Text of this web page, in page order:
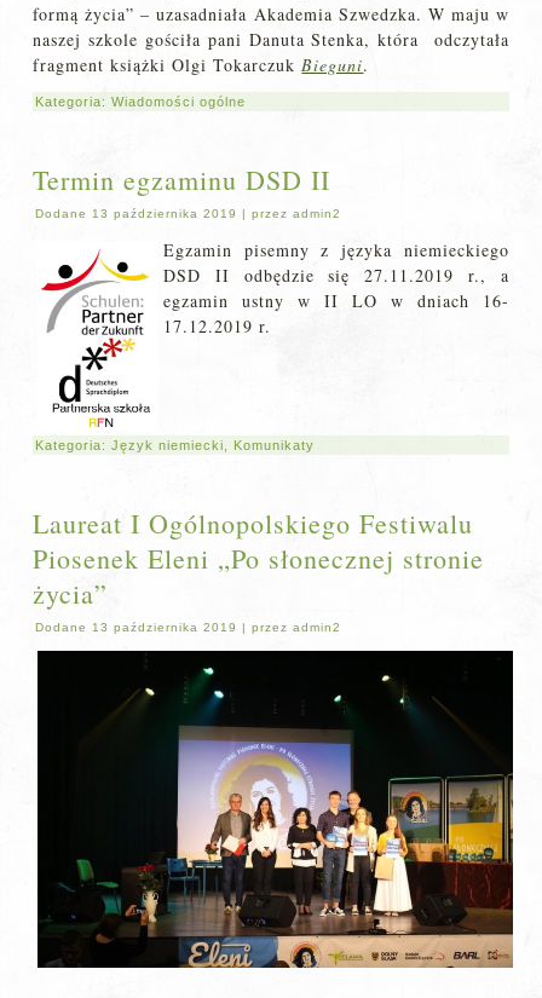
formą życia” – uzasadniała Akademia Szwedzka. W maju w
naszej szkole gościła pani Danuta Stenka, która odczytała
fragment książki Olgi TokarczukBieguni.
Kategoria:Wiadomości ogólne
Termin egzaminu DSD II
Dodane 13 października 2019 |przez admin2
Egzamin pisemny z języka niemieckiego
DSD II odbędzie się 27.11.2019 r., a
egzamin ustny w II LO w dniach 16-
17.12.2019 r.
Kategoria:Język niemiecki Komunikaty
Laureat I Ogólnopolskiego Festiwalu
Piosenek Eleni „Po słonecznej stronie
życia”
Dodane 13 października 2019 |przez admin2